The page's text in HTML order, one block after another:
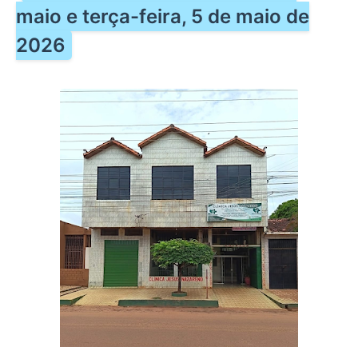
maio e terça-feira, 5 de maio de
2026